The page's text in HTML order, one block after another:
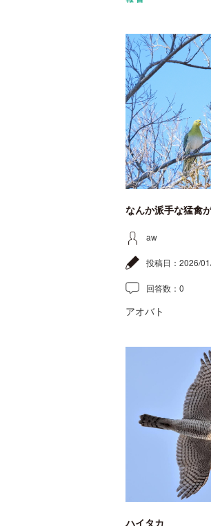
なんか派手な猛禽
aw
投稿日： 2026/
回答数： 0
アオバト
ハイタカ